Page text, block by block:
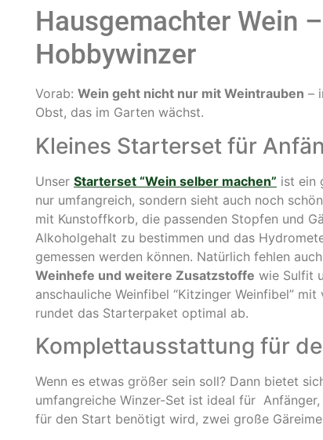
Hausgemachter Wein
Hobbywinzer
Vorab: Wein geht nicht nur mit Weintrauben –
Obst, das im Garten wächst.
Kleines Starterset für
Unser Starterset “Wein selber machen” ist ein
nur umfangreich, sondern sieht auch noch
mit Kunstoffkorb, die passenden Stopfen und
Alkoholgehalt zu bestimmen und das
gemessen werden können. Natürlich fehlen
Weinhefe und weitere Zusatzstoffe wie Sulfit
anschauliche Weinfibel “Kitzinger Weinfibel”
rundet das Starterpaket optimal ab.
Komplettausstattung für
Wenn es etwas größer sein soll? Dann bietet
umfangreiche Winzer-Set ist ideal für
für den Start benötigt wird, zwei große